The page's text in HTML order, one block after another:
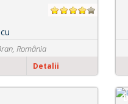
din Bran
Bran, România
Detalii